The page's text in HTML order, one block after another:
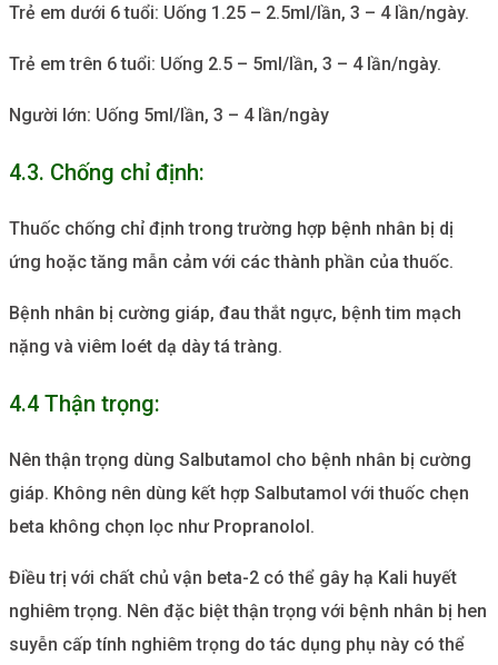
Trẻ em dưới 6 tuổi: Uống 1.25 – 2.5ml/lần, 3 – 4 lần/ngày.
Trẻ em trên 6 tuổi: Uống 2.5 – 5ml/lần, 3 – 4 lần/ngày.
Người lớn: Uống 5ml/lần, 3 – 4 lần/ngày
4.3. Chống chỉ định:
Thuốc chống chỉ định trong trường hợp bệnh nhân bị dị
ứng hoặc tăng mẫn cảm với các thành phần của thuốc.
Bệnh nhân bị cường giáp, đau thắt ngực, bệnh tim mạch
nặng và viêm loét dạ dày tá tràng.
4.4 Thận trọng:
Nên thận trọng dùng Salbutamol cho bệnh nhân bị cường
giáp. Không nên dùng kết hợp Salbutamol với thuốc chẹn
beta không chọn lọc như Propranolol.
Điều trị với chất chủ vận beta-2 có thể gây hạ Kali huyết
nghiêm trọng. Nên đặc biệt thận trọng với bệnh nhân bị hen
suyễn cấp tính nghiêm trọng do tác dụng phụ này có thể